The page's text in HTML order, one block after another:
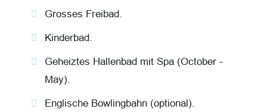
Grosses Freibad.
Kinderbad.
Geheiztes Hallenbad mit Spa (October -
May).
Englische Bowlingbahn (optional).